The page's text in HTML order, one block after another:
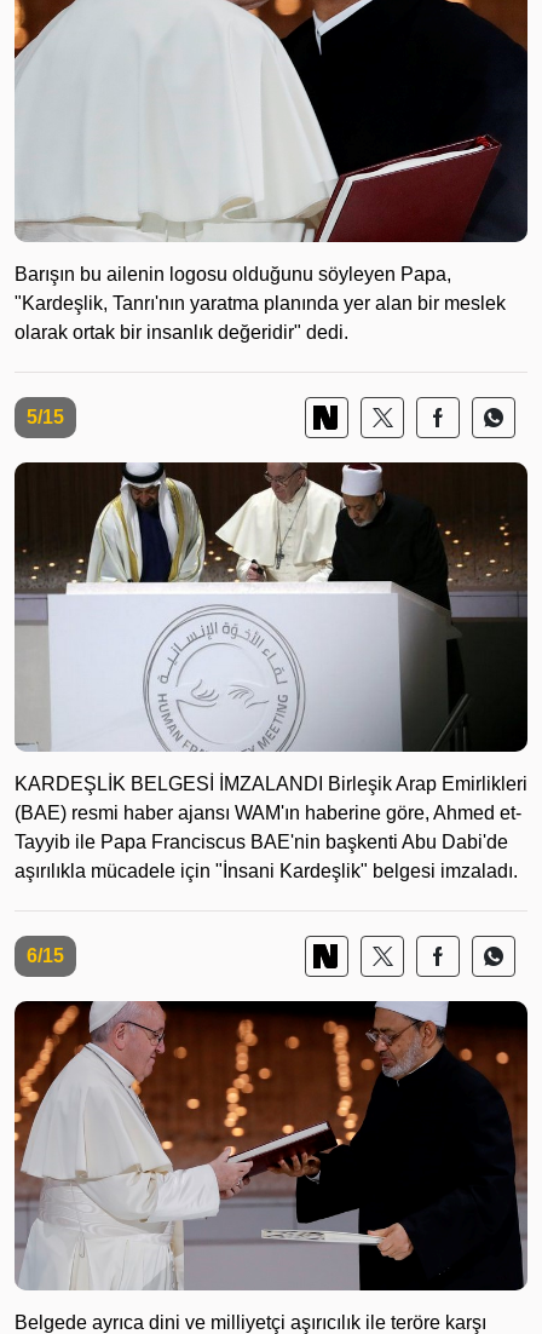
Barışın bu ailenin logosu olduğunu söyleyen Papa,
"Kardeşlik, Tanrı'nın yaratma planında yer alan bir meslek
olarak ortak bir insanlık değeridir" dedi.
5/15
KARDEŞLİK BELGESİ İMZALANDI Birleşik Arap Emirlikleri
(BAE) resmi haber ajansı WAM'ın haberine göre, Ahmed et-
Tayyib ile Papa Franciscus BAE'nin başkenti Abu Dabi'de
aşırılıkla mücadele için "İnsani Kardeşlik" belgesi imzaladı.
6/15
Belgede ayrıca dini ve milliyetçi aşırıcılık ile teröre karşı